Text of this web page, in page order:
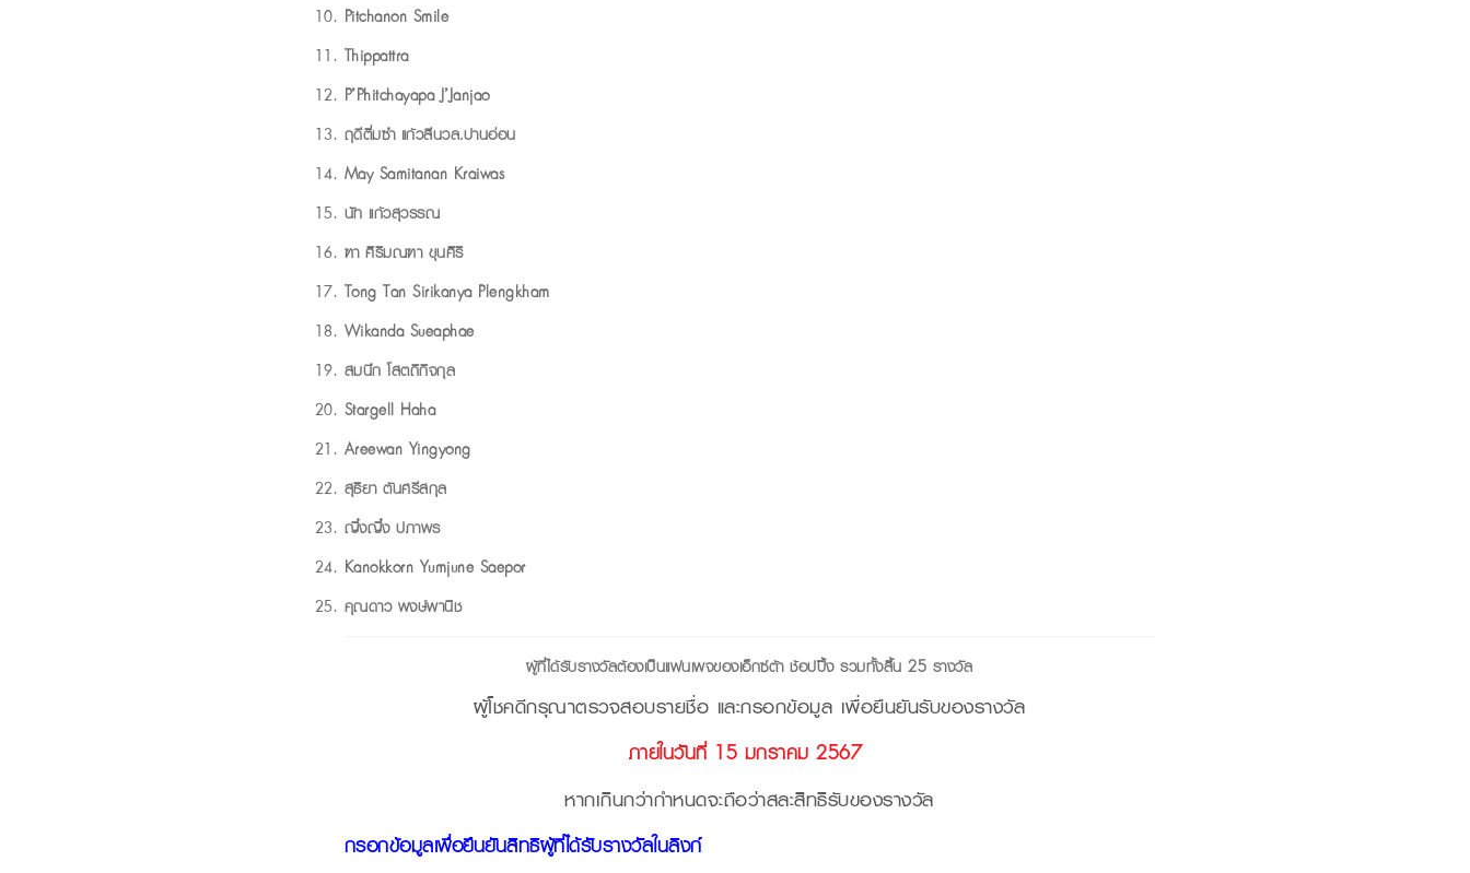
Pitchanon Smile
Thippattra
P’Phitchayapa J’Janjao
ฤดีติ่มซำ แก้วสีนวล.ปานอ่อน
May Samitanan Kraiwas
นัท แก้วสุวรรณ
ฑา ศิริมณฑา ขุนศิริ
Tong Tan Sirikanya Plengkham
Wikanda Sueaphae
สมนึก โสตถิกิจกุล
Stargell Haha
Areewan Yingyong
สุธิยา ตันศรีสกุล
ญิ๋งญิ๋ง ปภาพร
Kanokkorn Yumjune Saepor
คุณดาว พงษ์พานิช
ผู้ที่ได้รับรางวัลต้องเป็นแฟนเพจของเอ็กซ์ต้า ช้อปปิ้ง รวมทั้งสิ้น 25 รางวัล
ผู้โชคดีกรุณาตรวจสอบรายชื่อ และกรอกข้อมูล เพื่อยืนยันรับของรางวัล
ภายในวันที่ 15 มกราคม 2567
หากเกินกว่ากำหนดจะถือว่าสละสิทธิรับของรางวัล
กรอกข้อมูลเพื่อยืนยันสิทธิผู้ที่ได้รับรางวัลในลิงก์